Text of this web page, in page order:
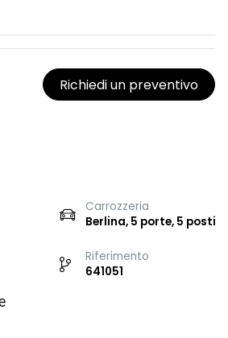
Richiedi un preventivo
Carrozzeria
Berlina, 5 porte, 5 posti
Riferimento
641051